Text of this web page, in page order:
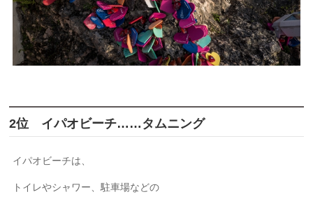
2位 イパオビーチ……タムニング
イパオビーチは、
トイレやシャワー、駐車場などの